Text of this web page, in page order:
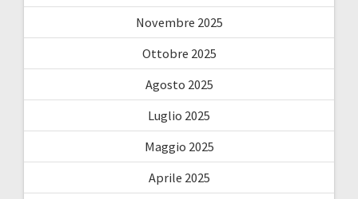
Novembre 2025
Ottobre 2025
Agosto 2025
Luglio 2025
Maggio 2025
Aprile 2025